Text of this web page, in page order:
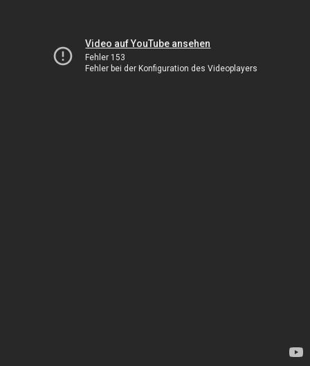
Video auf YouTube ansehen
Fehler 153
Fehler bei der Konfiguration des Videoplayers